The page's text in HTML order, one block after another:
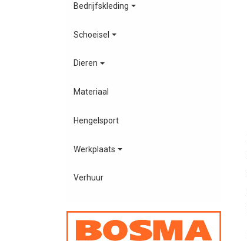
Bedrijfskleding
Schoeisel
Dieren
Materiaal
Hengelsport
Werkplaats
Verhuur